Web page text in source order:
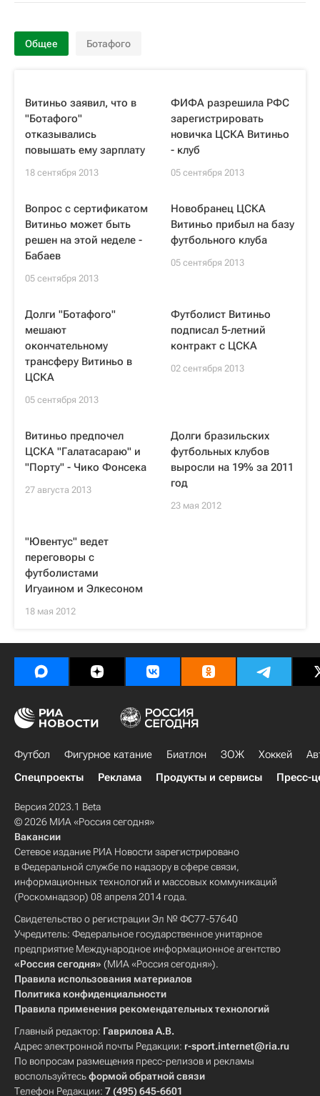
Общее Ботафого
Витиньо заявил, что в
"Ботафого"
отказывались
повышать ему зарплату
18 сентября 2013
ФИФА разрешила РФС
зарегистрировать
новичка ЦСКА Витиньо
- клуб
05 сентября 2013
Вопрос с сертификатом
Витиньо может быть
решен на этой неделе -
Бабаев
05 сентября 2013
Новобранец ЦСКА
Витиньо прибыл на базу
футбольного клуба
05 сентября 2013
Долги "Ботафого"
мешают
окончательному
трансферу Витиньо в
ЦСКА
05 сентября 2013
Футболист Витиньо
подписал 5-летний
контракт с ЦСКА
02 сентября 2013
Витиньо предпочел
ЦСКА "Галатасараю" и
"Порту" - Чико Фонсека
27 августа 2013
Долги бразильских
футбольных клубов
выросли на 19% за 2011
год
23 мая 2012
"Ювентус" ведет
переговоры с
футболистами
Игуаином и Элкесоном
18 мая 2012
Футбол Фигурное катание Биатлон ЗОЖ Хоккей
Спецпроекты
Реклама Продукты и сервисы Пресс-
Версия 2023.1 Beta
© 2026 МИА «Россия сегодня»
Вакансии
Сетевое издание РИА Новости зарегистрировано
в Федеральной службе по надзору в сфере связи,
информационных технологий и массовых коммуникаций
(Роскомнадзор) 08 апреля 2014 года.
Свидетельство о регистрации Эл № ФС77-57640
Учредитель: Федеральное государственное унитарное
предприятие Международное информационное агентство
«Россия сегодня» (МИА «Россия сегодня»).
Правила использования материалов
Политика конфиденциальности
Правила применения рекомендательных технологий
Главный редактор: Гаврилова А.В.
Адрес электронной почты Редакции: r-sport.internet@ria.ru
По вопросам размещения пресс-релизов и рекламы
воспользуйтесьформой обратной связи
Телефон Редакции: 7 (495) 645-6601